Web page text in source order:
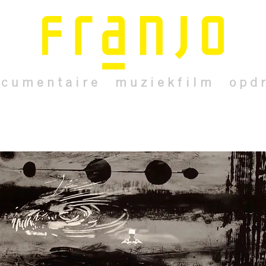
u m e n t a i r e m u z i e k f i l m o p d